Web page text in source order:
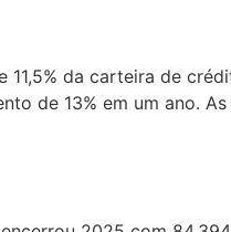
da carteira de
de 13% em um ano.